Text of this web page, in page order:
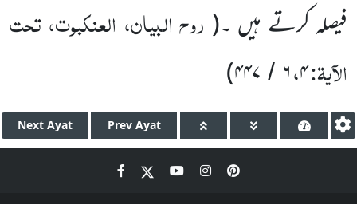
فیصلہ کرتے ہیں ۔( روح البیان، العنکبوت، تحت
الآیۃ:۴،۶ / ۴۴۷)
Next Ayat Prev Ayat